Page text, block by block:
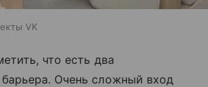
VK
что есть два
Очень сложный вход